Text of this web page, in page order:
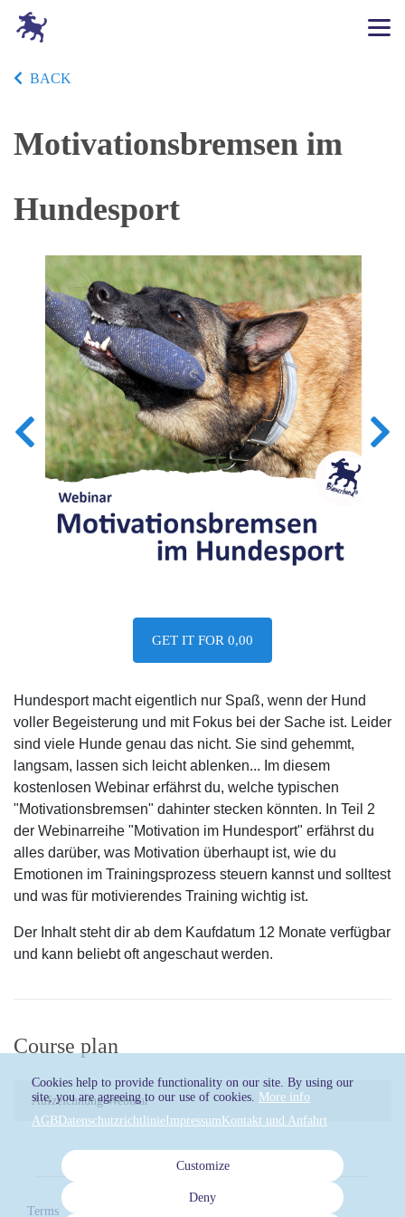
BACK
Motivationsbremsen im
Hundesport
GET IT FOR 0,00
Hundesport macht eigentlich nur Spaß, wenn der Hund
voller Begeisterung und mit Fokus bei der Sache ist. Leider
sind viele Hunde genau das nicht. Sie sind gehemmt,
langsam, lassen sich leicht ablenken... Im diesem
kostenlosen Webinar erfährst du, welche typischen
"Motivationsbremsen" dahinter stecken könnten. In Teil 2
der Webinarreihe "Motivation im Hundesport" erfährst du
alles darüber, was Motivation überhaupt ist, wie du
Emotionen im Trainingsprozess steuern kannst und solltest
und was für motivierendes Training wichtig ist.
Der Inhalt steht dir ab dem Kaufdatum 12 Monate verfügbar
und kann beliebt oft angeschaut werden.
Course plan
Aufzeichnung Webinar
Terms
Cookies help to provide functionality on our site. By using our
site, you are agreeing to our use of cookies. More info
AGB Datenschutzrichtlinie Impressum Kontakt und Anfahrt
Customize
Deny